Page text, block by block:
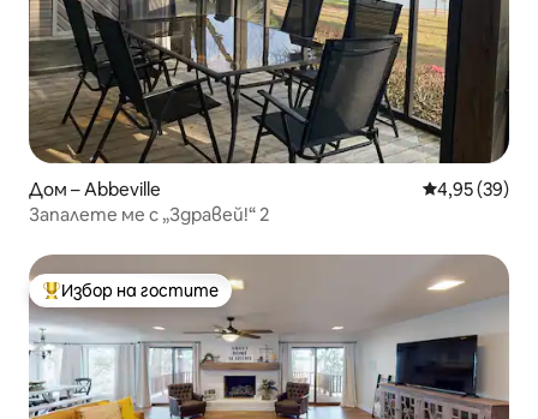
Дом – Abbeville Средна
4,95 (39)
Запалете ме с „Здравей!“ 2
Най-популярен избор на гостите
Избор на гостите